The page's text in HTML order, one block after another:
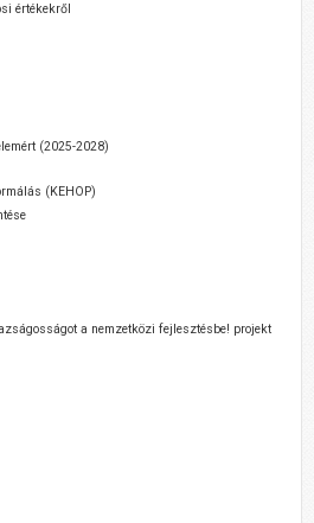
értékekről
(2025-2028)
(KEHOP)
a nemzetközi fejlesztésbe! projekt